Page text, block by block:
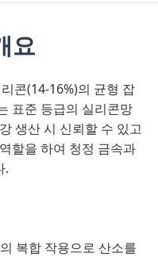
요
콘(14-16%)의 균형 잡
표준 등급의 실리콘망
생산 시 신뢰할 수 있고
할을 하여 청정 금속과
.
복합 작용으로 산소를